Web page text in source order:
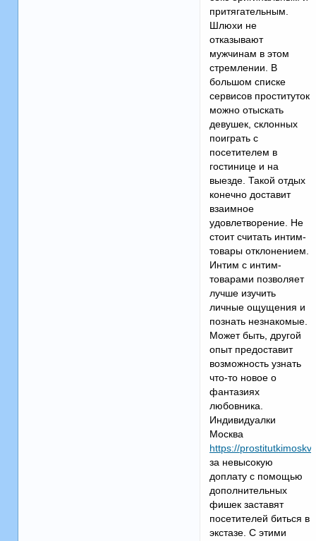
притягательным.
Шлюхи не
отказывают
мужчинам в этом
стремлении. В
большом списке
сервисов проституток
можно отыскать
девушек, склонных
поиграть с
посетителем в
гостинице и на
выезде. Такой отдых
конечно доставит
взаимное
удовлетворение. Не
стоит считать интим-
товары отклонением.
Интим с интим-
товарами позволяет
лучше изучить
личные ощущения и
познать незнакомые.
Может быть, другой
опыт предоставит
возможность узнать
что-то новое о
фантазиях
любовника.
Индивидуалки
Москва
https://
за невысокую
доплату с помощью
дополнительных
фишек заставят
посетителей биться в
экстазе. С этими